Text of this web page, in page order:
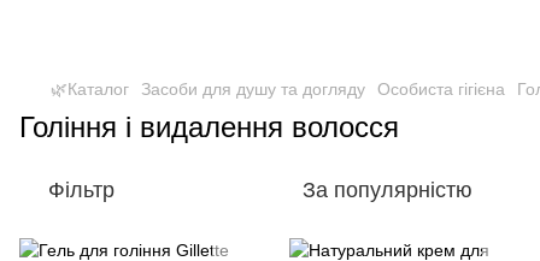
🌿Каталог Засоби для душу та догляду Особиста гігієна
Гоління і видалення волосся
Фільтр За популярністю